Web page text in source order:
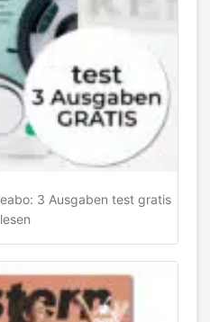
3 Ausgaben test gratis
lesen